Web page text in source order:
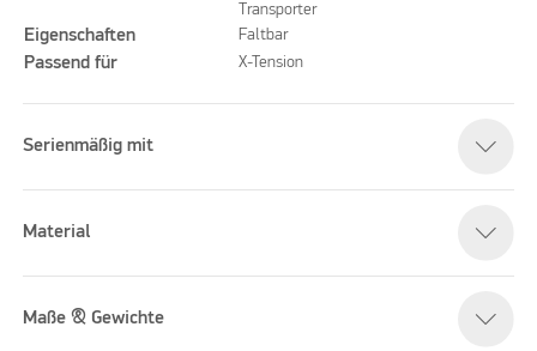
Transporter
Eigenschaften Faltbar
Passend für X-Tension
Serienmäßig mit
Material
Maße & Gewichte